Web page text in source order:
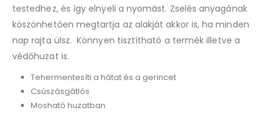
testedhez, és így elnyeli a nyomást. Zselés anyagának
köszönhetően megtartja az alakját akkor is, ha minden
nap rajta ülsz. Könnyen tisztítható a termék illetve a
védőhuzat is.
Tehermentesíti a hátat és a gerincet
Csúszásgátlós
Mosható huzatban